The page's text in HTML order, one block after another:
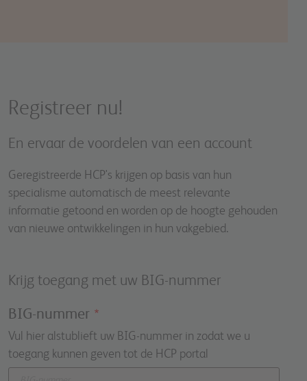
Registreer nu!
En ervaar de voordelen van een account
Geregistreerde HCP's krijgen op basis van hun
specialisme automatisch de meest relevante
informatie getoond en worden op de hoogte gehouden
van nieuwe ontwikkelingen in hun vakgebied.
Krijg toegang met uw BIG-nummer
BIG-nummer
Vul hier alstublieft uw BIG-nummer in zodat we u
toegang kunnen geven tot de HCP portal